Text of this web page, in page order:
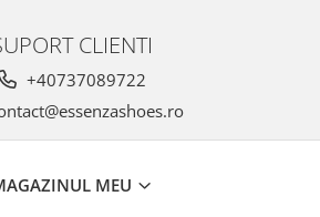
CLIENTI
+40737089722
MEU